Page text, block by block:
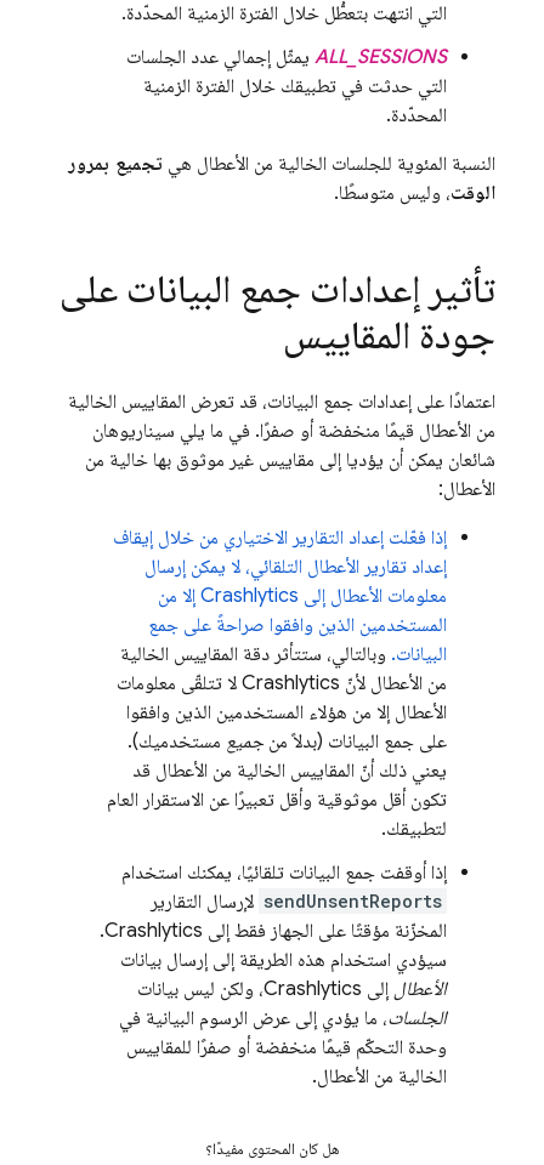
التي انتهت بتعطُّل خلال الفترة الزمنية المحدّدة.
ALL_SESSIONS يمثّل إجمالي عدد الجلسات
التي حدثت في تطبيقك خلال الفترة الزمنية
المحدّدة.
النسبة المئوية للجلسات الخالية من الأعطال هي تجميع بمرور
الوقت، وليس متوسطًا.
تأثير إعدادات جمع البيانات على
جودة المقاييس
اعتمادًا على إعدادات جمع البيانات، قد تعرض المقاييس الخالية
من الأعطال قيمًا منخفضة أو صفرًا. في ما يلي سيناريوهان
شائعان يمكن أن يؤديا إلى مقاييس غير موثوق بها خالية من
الأعطال:
إذا فعّلت إعداد التقارير الاختياري من خلال إيقاف
إعداد تقارير الأعطال التلقائي، لا يمكن إرسال
معلومات الأعطال إلى Crashlytics إلا من
المستخدمين الذين وافقوا صراحةً على جمع
البيانات. وبالتالي، ستتأثر دقة المقاييس الخالية
من الأعطال لأنّ Crashlytics لا تتلقّى معلومات
الأعطال إلا من هؤلاء المستخدمين الذين وافقوا
على جمع البيانات (بدلاً من جميع مستخدميك).
يعني ذلك أنّ المقاييس الخالية من الأعطال قد
تكون أقل موثوقية وأقل تعبيرًا عن الاستقرار العام
لتطبيقك.
إذا أوقفت جمع البيانات تلقائيًا، يمكنك استخدام
sendUnsentReports لإرسال التقارير
المخزّنة مؤقتًا على الجهاز فقط إلى Crashlytics
.
سيؤدي استخدام هذه الطريقة إلى إرسال بيانات
الأعطال إلى Crashlytics، ولكن ليس بيانات
الجلسات، ما يؤدي إلى عرض الرسوم البيانية في
وحدة التحكّم قيمًا منخفضة أو صفرًا للمقاييس
الخالية من الأعطال.
هل كان المحتوى مفيدًا؟